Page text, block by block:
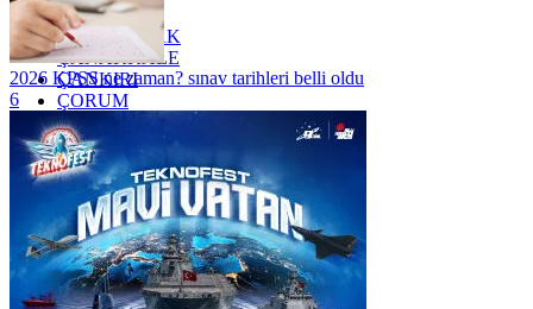
YOZGAT
ZONGULDAK
ÇANAKKALE
ÇANKIRI
ÇORUM
İSTANBUL
İZMİR
ŞANLIURFA
ŞIRNAK
2026 KPSS ne zaman? sınav tarihleri belli oldu
6